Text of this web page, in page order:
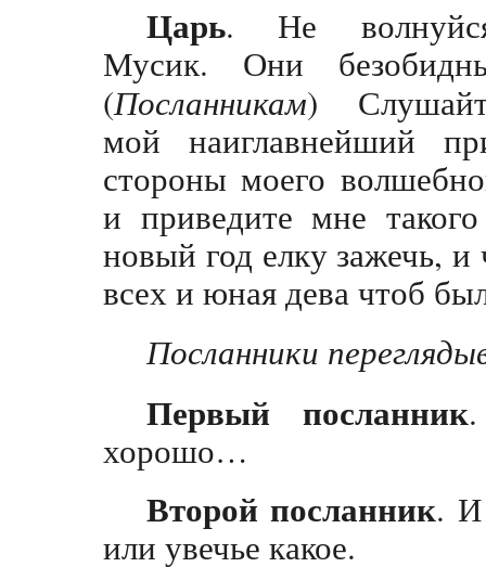
Царь. Не
Мусик. Они
(Посланникам)
мой наиглавнейший
стороны моего
и приведите мне
новый год елку зажечь,
всех и юная дева чтоб
Посланники
Первый посланник
хорошо…
Второй посланник.
или увечье какое.